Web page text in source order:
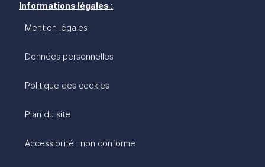
Informations légales :
Mention légales
Données personnelles
Politique des cookies
Plan du site
Accessibilité : non conforme